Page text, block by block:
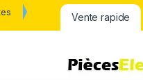
Vente rapide